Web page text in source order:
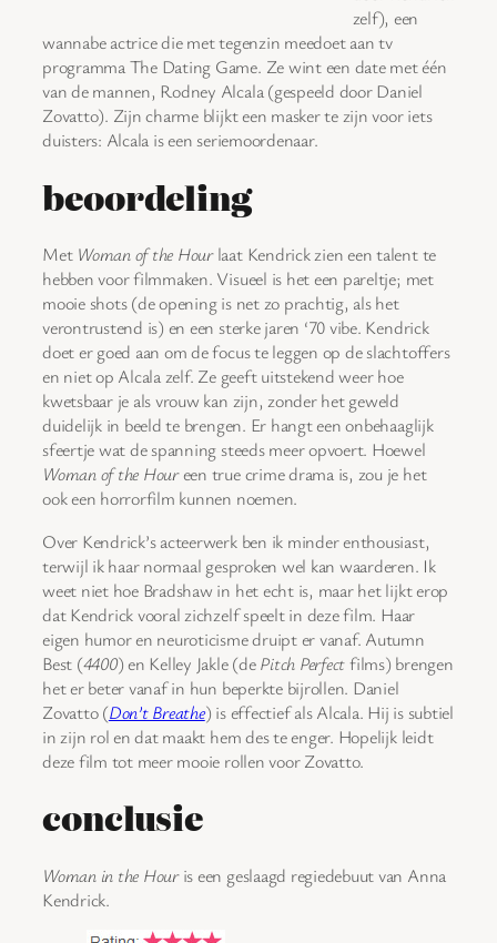
zelf), een
wannabe actrice die met tegenzin meedoet aan tv
programma The Dating Game. Ze wint een date met één
van de mannen, Rodney Alcala (gespeeld door Daniel
Zovatto). Zijn charme blijkt een masker te zijn voor iets
duisters: Alcala is een seriemoordenaar.
beoordeling
Met Woman of the Hourlaat Kendrick zien een talent te
hebben voor filmmaken. Visueel is het een pareltje; met
mooie shots (de opening is net zo prachtig, als het
verontrustend is) en een sterke jaren ‘70 vibe. Kendrick
doet er goed aan om de focus te leggen op de slachtoffers
en niet op Alcala zelf. Ze geeft uitstekend weer hoe
kwetsbaar je als vrouw kan zijn, zonder het geweld
duidelijk in beeld te brengen. Er hangt een onbehaaglijk
sfeertje wat de spanning steeds meer opvoert. Hoewel
Woman of the Houreen true crime drama is, zou je het
ook een horrorfilm kunnen noemen.
Over Kendrick’s acteerwerk ben ik minder enthousiast,
terwijl ik haar normaal gesproken wel kan waarderen. Ik
weet niet hoe Bradshaw in het echt is, maar het lijkt erop
dat Kendrick vooral zichzelf speelt in deze film. Haar
eigen humor en neuroticisme druipt er vanaf. Autumn
Best (4400) en Kelley Jakle (dePitch Perfectfilms) brengen
het er beter vanaf in hun beperkte bijrollen. Daniel
Zovatto (Don’t Breathe) is effectief als Alcala. Hij is subtiel
in zijn rol en dat maakt hem des te enger. Hopelijk leidt
deze film tot meer mooie rollen voor Zovatto.
conclusie
Woman in the Houris een geslaagd regiedebuut van Anna
Kendrick.